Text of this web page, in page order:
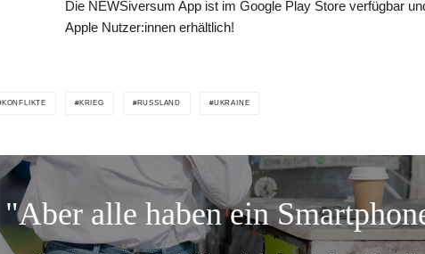
Die NEWSiversum App ist im Google Play Store verfügbar
Apple Nutzer:innen erhältlich!
KONFLIKTE KRIEG RUSSLAND UKRAINE
"Aber alle haben ein